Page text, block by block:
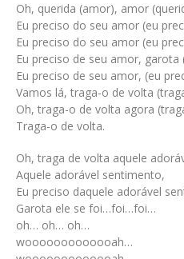
Oh, querida (amor), amor
Eu preciso do seu amor (eu
Eu preciso do seu amor (eu
Eu preciso de seu amor,
Eu preciso de seu amor, (eu
Vamos lá, traga-o de volta
Oh, traga-o de volta agora
Traga-o de volta.
Oh, traga de volta aquele
Aquele adorável sentimento,
Eu preciso daquele adorável
Garota ele se foi…foi…foi…
oh… oh… oh…
wooooooooooooah…